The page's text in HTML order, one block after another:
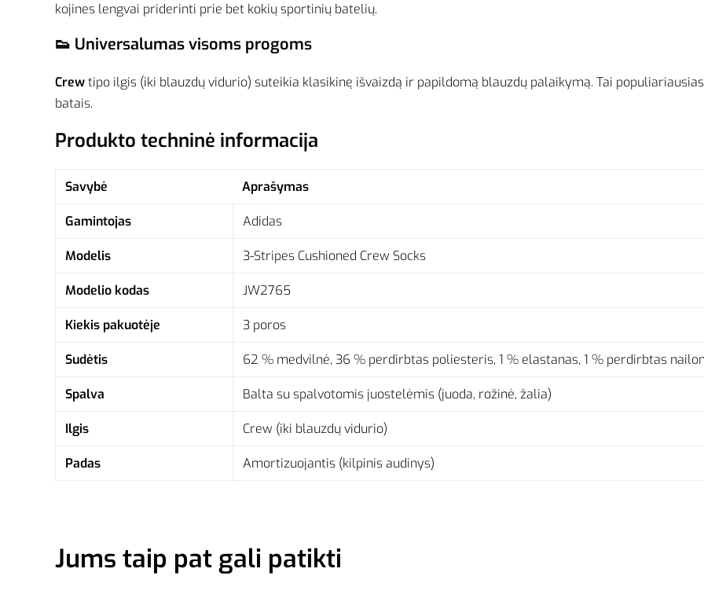
kojines lengvai priderinti prie bet kokių sportinių batelių.
👟 Universalumas visoms progoms
Crewtipo ilgis (iki blauzdų vidurio) suteikia klasikinę išvaizdą ir papildomą blauzdų palaikymą. Tai
batais.
Produkto techninė informacija
Savybė Aprašymas
Gamintojas Adidas
Modelis 3-Stripes Cushioned Crew Socks
Modelio kodas JW2765
Kiekis pakuotėje 3 poros
Sudėtis 62 % medvilnė, 36 % perdirbtas poliesteris, 1 % elastanas, 1 % perdirbtas
Spalva Balta su spalvotomis juostelėmis (juoda, rožinė, žalia)
Ilgis Crew (iki blauzdų vidurio)
Padas Amortizuojantis (kilpinis audinys)
Jums taip pat gali patikti